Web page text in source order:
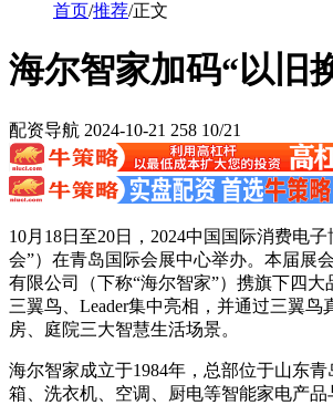
首页/推荐/正文
海尔智家加码“以旧
配资导航 2024-10-21 258 10/21
10月18日至20日，2024中国国际消费电
会”）在青岛国际会展中心举办。本届展
有限公司（下称“海尔智家”）携旗下四大
三翼鸟、Leader集中亮相，并通过三翼鸟
房、庭院三大智慧生活场景。
海尔智家成立于1984年，总部位于山东
箱、洗衣机、空调、厨电等智能家电产